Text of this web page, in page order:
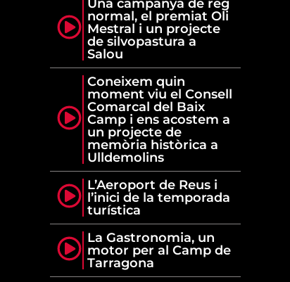
Una campanya de reg
normal, el premiat Oli
Mestral i un projecte
de silvopastura a
Salou
Coneixem quin
moment viu el Consell
Comarcal del Baix
Camp i ens acostem a
un projecte de
memòria històrica a
Ulldemolins
L’Aeroport de Reus i
l’inici de la temporada
turística
La Gastronomia, un
motor per al Camp de
Tarragona